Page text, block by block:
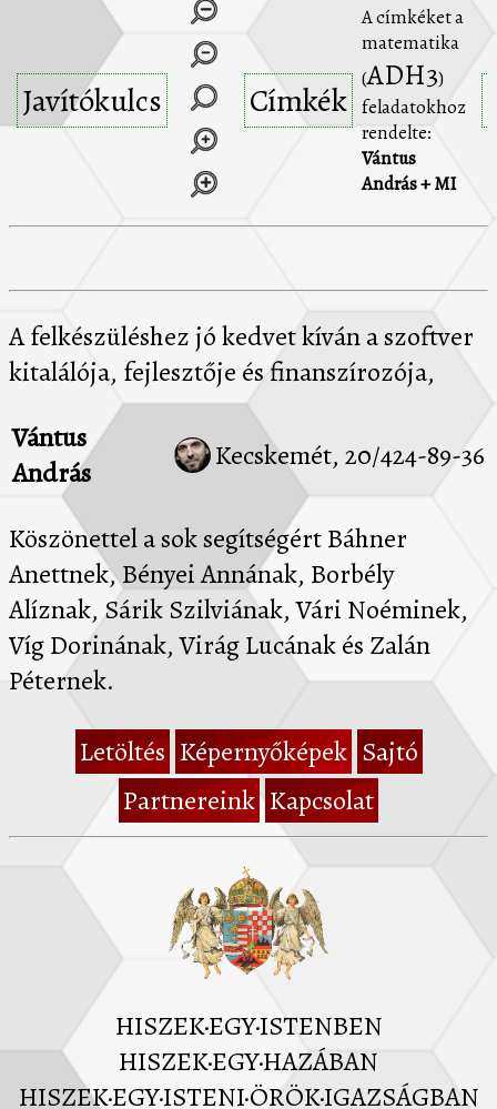
Javítókulcs Címkék
A címkéket a
matematika
(ADH3)
feladatokhoz
rendelte:
Vántus
András + MI
A felkészüléshez jó kedvet kíván a szoftver
kitalálója, fejlesztője és finanszírozója,
Vántus
András
Kecskemét, 20/424-89-36
Köszönettel a sok segítségért Báhner
Anettnek, Bényei Annának, Borbély
Alíznak, Sárik Szilviának, Vári Noéminek,
Víg Dorinának, Virág Lucának és Zalán
Péternek.
Letöltés Képernyőképek Sajtó
Partnereink Kapcsolat
HISZEK·EGY·ISTENBEN
HISZEK·EGY·HAZÁBAN
HISZEK·EGY·ISTENI·ÖRÖK·IGAZSÁGBAN